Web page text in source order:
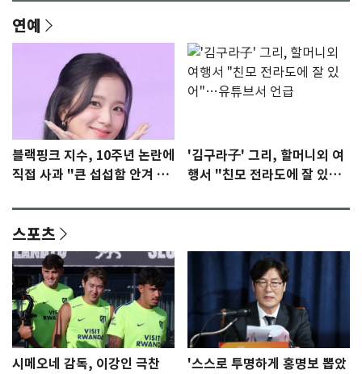
연예
블랙핑크 지수, 10주년 논란에
직접 사과 "큰 섭섭함 안겨 미
'김구라子' 그리, 할머니외 여
행서 "친모 전라도에 잘 있
스포츠
시메오네 감독, 이강인 극찬
'스스로 투명하게 홍명보 뽑았